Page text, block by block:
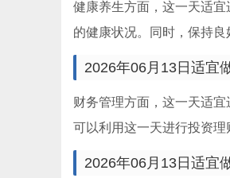
健康养生方面，这一天适
的健康状况。同时，保持良
2026年06月13日适宜
财务管理方面，这一天适
可以利用这一天进行投资理
2026年06月13日适宜